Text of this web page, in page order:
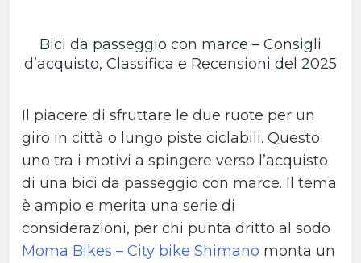
Bici da passeggio con marce – Consigli
d’acquisto, Classifica e Recensioni del 2025
Il piacere di sfruttare le due ruote per un
giro in città o lungo piste ciclabili. Questo
uno tra i motivi a spingere verso l’acquisto
di una bici da passeggio con marce. Il tema
è ampio e merita una serie di
considerazioni, per chi punta dritto al sodo
Moma Bikes – City bike Shimano monta un